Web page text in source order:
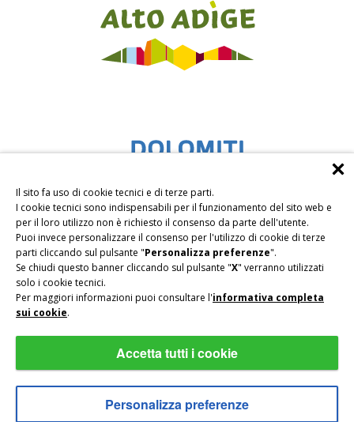
Il sito fa uso di cookie tecnici e di terze parti.
I cookie tecnici sono indispensabili per il funzionamento del sito web e
per il loro utilizzo non è richiesto il consenso da parte dell'utente.
Puoi invece personalizzare il consenso per l'utilizzo di cookie di terze
parti cliccando sul pulsante "Personalizza preferenze".
Se chiudi questo banner cliccando sul pulsante "X" verranno utilizzati
solo i cookie tecnici.
Per maggiori informazioni puoi consultare l'informativa completa
sui cookie.
Accetta tutti i cookie
Personalizza preferenze
Privacy | Impressum | Sitemap | PART.IVA IT01716230212|
CIN IT021026A189QXPLZ6